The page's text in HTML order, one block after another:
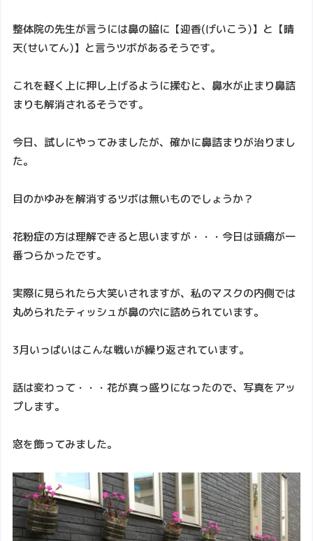
整体院の先生が言うには鼻の脇に【迎香(げいこう)】と【晴
天(せいてん)】と言うツボがあるそうです。
これを軽く上に押し上げるように揉むと、鼻水が止まり鼻詰
まりも解消されるそうです。
今日、試しにやってみましたが、確かに鼻詰まりが治りまし
た。
目のかゆみを解消するツボは無いものでしょうか？
花粉症の方は理解できると思いますが・・・今日は頭痛が一
番つらかったです。
実際に見られたら大笑いされますが、私のマスクの内側では
丸められたティッシュが鼻の穴に詰められています。
3月いっぱいはこんな戦いが繰り返されています。
話は変わって・・・花が真っ盛りになったので、写真をアッ
プします。
窓を飾ってみました。